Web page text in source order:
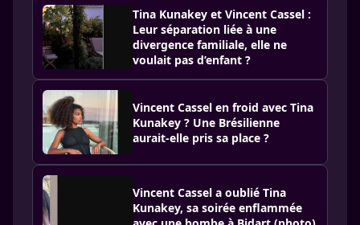
Tina Kunakey et Vincent Cassel :
Leur séparation liée à une
divergence familiale, elle ne
voulait pas d’enfant ?
Vincent Cassel en froid avec Tina
Kunakey ? Une Brésilienne
aurait-elle pris sa place ?
Vincent Cassel a oublié Tina
Kunakey, sa soirée enflammée